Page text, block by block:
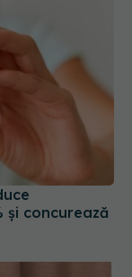
și concurează